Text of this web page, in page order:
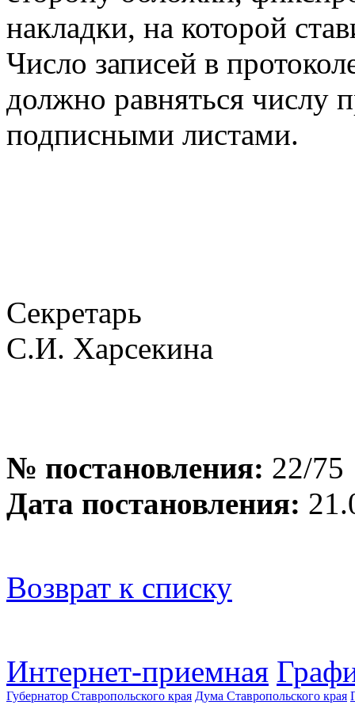
накладки, на которой
Число записей в
должно равняться числу
подписными листами.
С.И. Харсекина
№ постановления: 22/75
Дата постановления:
Возврат к списку
Интернет-приемная
Губернатор Ставропольского края Дума Ставропольского края